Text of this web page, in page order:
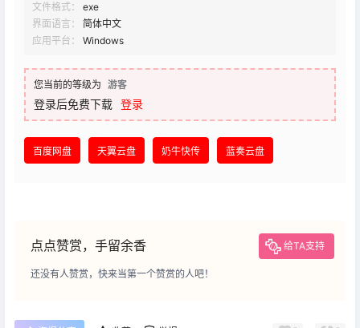
文件格式：
exe
界面语言：
简体中文
应用平台：
Windows
您当前的等级为 游客
登录后免费下载 登录
百度网盘 天翼云盘 奶牛快传 蓝奏云盘
点点赞赏，手留余香 给TA支持
还没有人赞赏，快来当第一个赞赏的人吧！